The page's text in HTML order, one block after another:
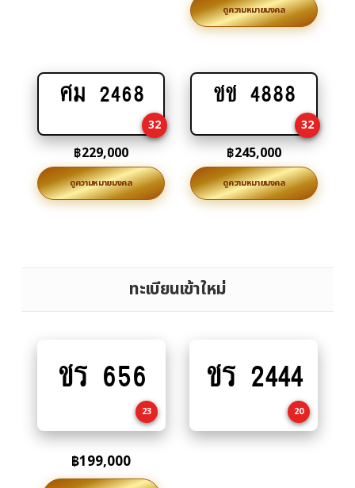
ดูความหมายมงคล
Add
cart
ศม 2468
32
฿229,000
ดูความหมายมงคล
Add
cart
ชช 4888
32
฿245,000
ดูความหมายมงคล
ทะเบียนเข้าใหม่
to
ชร 656
23
฿199,000
to
ชร 2444
20